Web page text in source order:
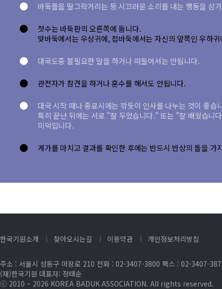
바둑돌을 딸그락거리는 등 시끄러운 소리를 내는 행동을 삼
첫수는 바둑판의 오른쪽에 둡니다.
맞바둑에서는 우상귀에, 접바둑에서는 자신의 앞쪽인 우하
대국도중 불필요한 말을 하거나 떠들어서는 안됩니다.
관전자가 참견을 하거나 훈수를 해서도 안됩니다.
대국 시작 때나 종료시에는 깎듯이 인사를 나누는 것이 좋습
특히 끝난 뒤에는 서로 "잘 두었습니다." 또는 "잘 배웠습니
미덕입니다.
계가를 마치고 결과를 확인한 후에는 반드시 반상의 돌을 가
한국기원소개 찾아오시는길 이용약관 개인정보처리방침
주소 : 서울시 성동구 마장로 210 전화 : 02-3407-3800 팩스 : 02-3407-
(재)한국기원 대표자: 정태순
ⓒ 2010 ~ 2026 KOREA BADUK ASSOCIATION. All rights reserved.